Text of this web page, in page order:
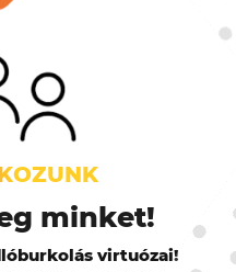
minket!
virtuózai!